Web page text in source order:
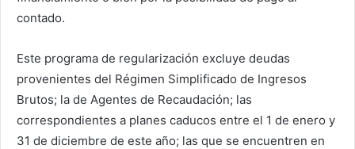
contado.
Este programa de regularización excluye deudas
provenientes del Régimen Simplificado de Ingresos
Brutos; la de Agentes de Recaudación; las
correspondientes a planes caducos entre el 1 de enero y
31 de diciembre de este año; las que se encuentren en